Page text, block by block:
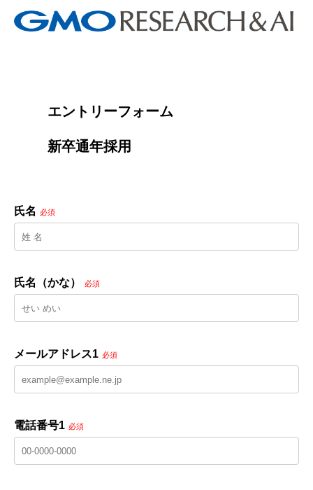
        エントリーフォーム
氏名 必須
氏名（かな） 必須
メールアドレス1 必須
電話番号1 必須